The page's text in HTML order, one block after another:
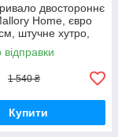
двостороннє
Home, євро
штучне хутро,
1 540 ₴
Купити